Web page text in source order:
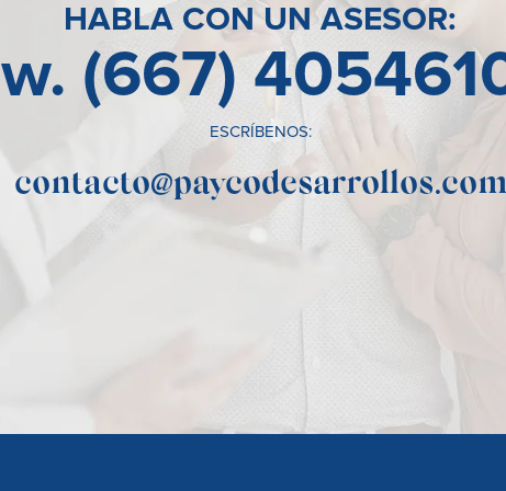
HABLA CON UN ASESOR:
w. (667)
ESCRÍBENOS:
contacto@paycodesarrollos.com